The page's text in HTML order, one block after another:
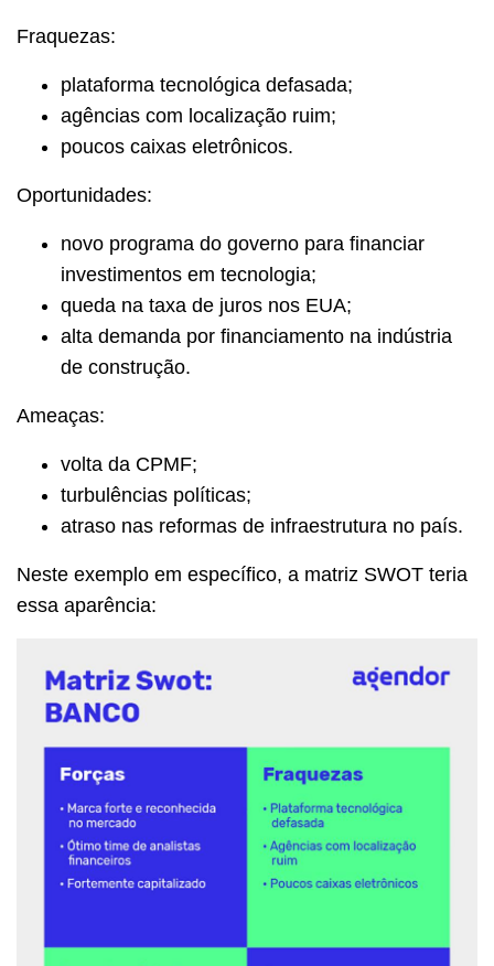
Fraquezas:
plataforma tecnológica defasada;
agências com localização ruim;
poucos caixas eletrônicos.
Oportunidades:
novo programa do governo para financiar
investimentos em tecnologia;
queda na taxa de juros nos EUA;
alta demanda por financiamento na indústria
de construção.
Ameaças:
volta da CPMF;
turbulências políticas;
atraso nas reformas de infraestrutura no país.
Neste exemplo em específico, a matriz SWOT teria
essa aparência: